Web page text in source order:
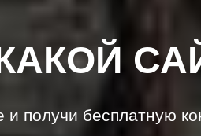
получи бесплатную